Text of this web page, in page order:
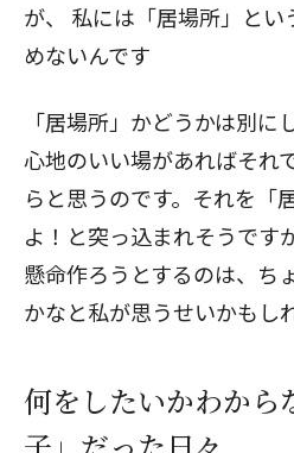
が、
私には「居場所」と
めないんです
「居場所」かどうかは別に
心地のいい場があればそれ
らと思うのです。それを「
よ！と突っ込まれそうです
懸命作ろうとするのは、ち
かなと私が思うせいかもし
何をしたいかわか